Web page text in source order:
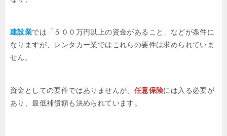
建設業では「５００万円以上の資金があること」などが条件に
なりますが、レンタカー業ではこれらの要件は求められていま
せん。
資金としての要件ではありませんが、 任意保険には入る必要が
あり、最低補償額も決められています。